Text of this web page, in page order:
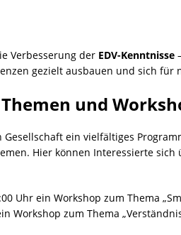
Verbesserung der EDV-Kenntnisse
gezielt ausbauen und sich für
und
ein vielfältiges
Hier können Interessierte
Uhr ein Workshop zum Thema
Workshop zum Thema